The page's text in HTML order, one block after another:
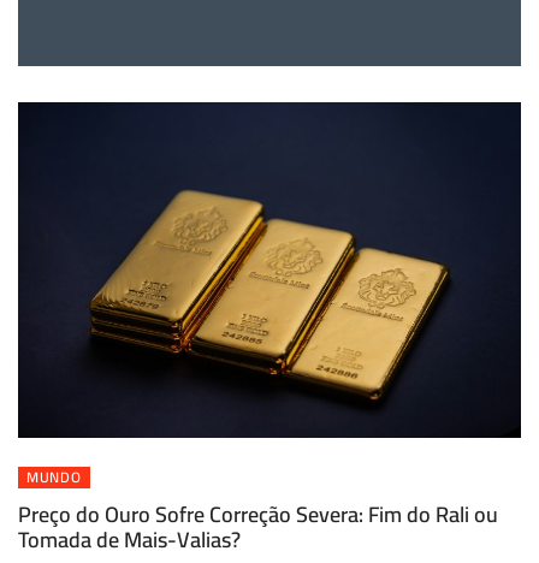
MUNDO
Preço do Ouro Sofre Correção Severa: Fim do Rali ou
Tomada de Mais-Valias?